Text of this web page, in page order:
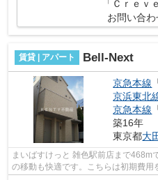
「Ｃｒｅｖ
お問い合
賃貸 | アパート Bell-Next
京急本線
京浜東北
京急本線
築16年
東京都大
まいばすけっと 雑色駅前店まで468m
の移動も快適です。こちらは初期費